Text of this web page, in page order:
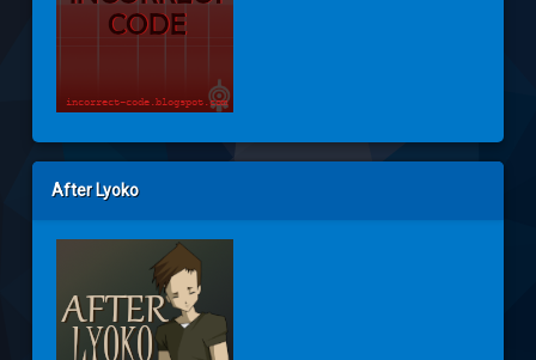
After Lyoko